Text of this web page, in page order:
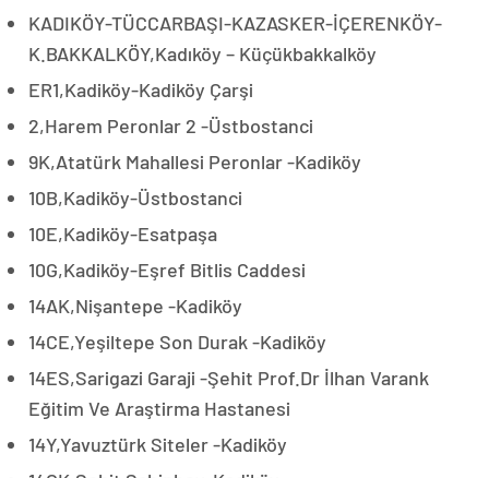
KADIKÖY-TÜCCARBAŞI-KAZASKER-İÇERENKÖY-
K.BAKKALKÖY,Kadıköy – Küçükbakkalköy
ER1,Kadiköy-Kadiköy Çarşi
2,Harem Peronlar 2 -Üstbostanci
9K,Atatürk Mahallesi Peronlar -Kadiköy
10B,Kadiköy-Üstbostanci
10E,Kadiköy-Esatpaşa
10G,Kadiköy-Eşref Bitlis Caddesi
14AK,Nişantepe -Kadiköy
14CE,Yeşiltepe Son Durak -Kadiköy
14ES,Sarigazi Garaji -Şehit Prof.Dr İlhan Varank
Eğitim Ve Araştirma Hastanesi
14Y,Yavuztürk Siteler -Kadiköy